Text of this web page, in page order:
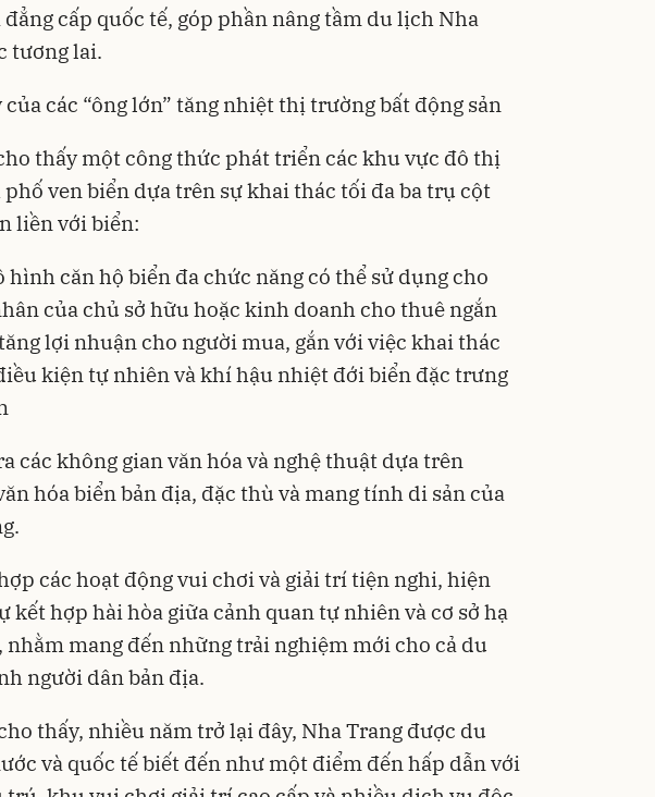
cấp quốc tế, góp phần nâng tầm du lịch Nha
tương lai.
của các “ông lớn” tăng nhiệt thị trường bất động sản
thấy một công thức phát triển các khu vực đô thị
ven biển dựa trên sự khai thác tối đa ba trụ cột
liền với biển:
hình căn hộ biển đa chức năng có thể sử dụng cho
của chủ sở hữu hoặc kinh doanh cho thuê ngắn
lợi nhuận cho người mua, gắn với việc khai thác
kiện tự nhiên và khí hậu nhiệt đới biển đặc trưng
các không gian văn hóa và nghệ thuật dựa trên
hóa biển bản địa, đặc thù và mang tính di sản của
các hoạt động vui chơi và giải trí tiện nghi, hiện
kết hợp hài hòa giữa cảnh quan tự nhiên và cơ sở hạ
nhằm mang đến những trải nghiệm mới cho cả du
người dân bản địa.
thấy, nhiều năm trở lại đây, Nha Trang được du
và quốc tế biết đến như một điểm đến hấp dẫn với